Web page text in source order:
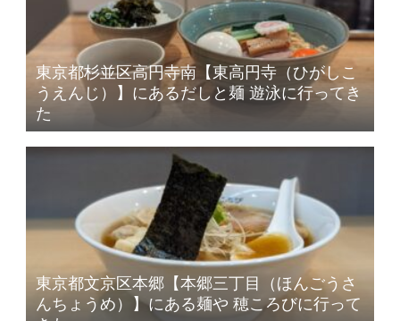
東京都杉並区高円寺南【東高円寺（ひがしこ
うえんじ）】にあるだしと麺 遊泳に行ってき
た
東京都文京区本郷【本郷三丁目（ほんごうさ
んちょうめ）】にある麺や 穂ころびに行って